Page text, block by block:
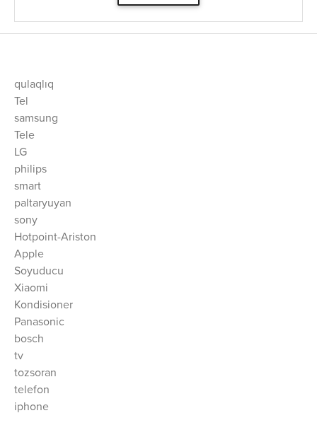
qulaqlıq
Tel
samsung
Tele
LG
philips
smart
paltaryuyan
sony
Hotpoint-Ariston
Apple
Soyuducu
Xiaomi
Kondisioner
Panasonic
bosch
tv
tozsoran
telefon
iphone